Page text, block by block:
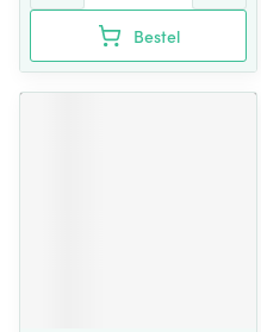
Bestel